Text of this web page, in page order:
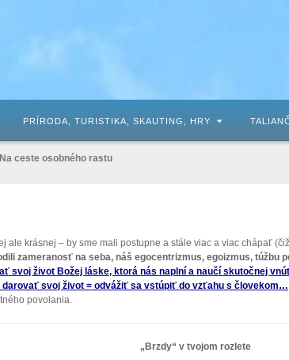
PRÍRODA, TURISTIKA, SKAUTING, HRY
Na ceste osobného rastu
ale krásnej – by sme mali postupne a stále viac a viac chápať
zameranosť na seba, náš egocentrizmus, egoizmus, túžbu
svoj život Božej láske, ktorá nás naplní a naučí skutočnej
darovať svoj život = odvážiť sa vstúpiť do vzťahu s človekom…
povolania.
„Brzdy“ v tvojom rozlete